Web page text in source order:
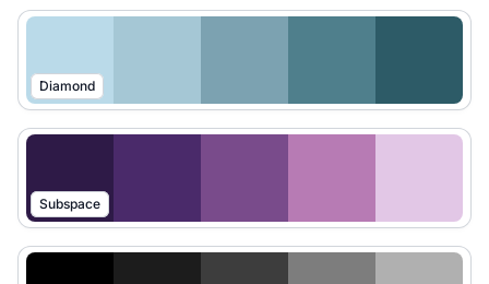
Diamond
Subspace